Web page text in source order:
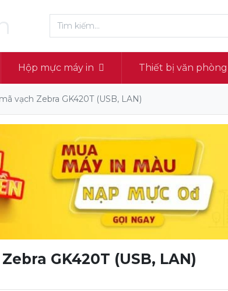
Hộp mực máy in Thiết bị văn phòng
vạch Zebra GK420T (USB, LAN)
GK420T (USB, LAN)